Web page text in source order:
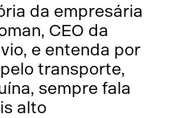
da empresária
CEO da
e entenda por
transporte,
sempre fala
alto